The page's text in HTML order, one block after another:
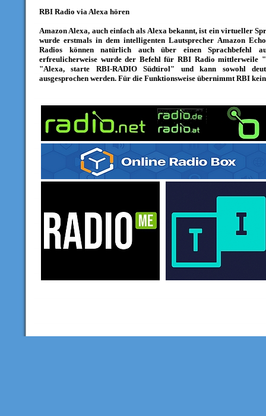
RBI Radio via Alexa hören
Amazon Alexa, auch einfach als Alexa bekannt, ist ein virtueller
wurde erstmals in dem intelligenten Lautsprecher Amazon
Radios können natürlich auch über einen Sprachbefehl
erfreulicherweise wurde der Befehl für RBI Radio mittlerweile
"Alexa, starte RBI-RADIO Südtirol" und kann sowohl
ausgesprochen werden. Für die Funktionsweise übernimmt RBI